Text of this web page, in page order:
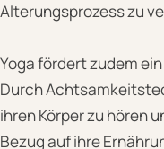
Alterungsprozess zu
Yoga fördert zudem
Durch
ihren Körper zu hören
Bezug auf ihre